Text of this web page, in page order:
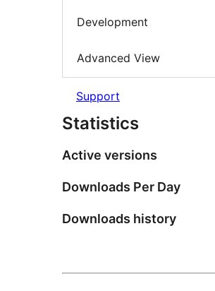
Development
Advanced View
Support
Statistics
Active versions
Downloads Per Day
Downloads history